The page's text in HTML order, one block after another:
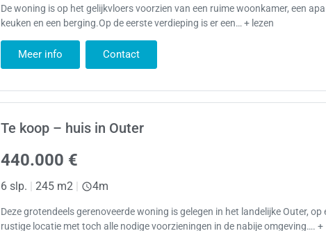
De woning is op het gelijkvloers voorzien van een ruime woonkamer, een
keuken en een berging.Op de eerste verdieping is er een… + lezen
Meer info Contact
Te koop – huis in Outer
440.000 €
6 slp. | 245 m2 | 4m
Deze grotendeels gerenoveerde woning is gelegen in het landelijke Outer, op
rustige locatie met toch alle nodige voorzieningen in de nabije omgeving…. +